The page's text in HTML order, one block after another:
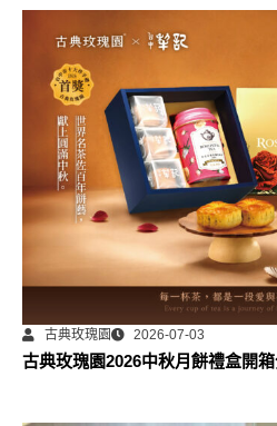
古典玫瑰園 2026-07-03
古典玫瑰園2026中秋月餅禮盒開